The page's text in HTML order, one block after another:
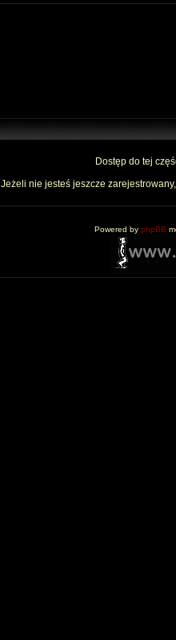
Dostęp do tej
Jeżeli nie jesteś jeszcze
Powered by phpBB